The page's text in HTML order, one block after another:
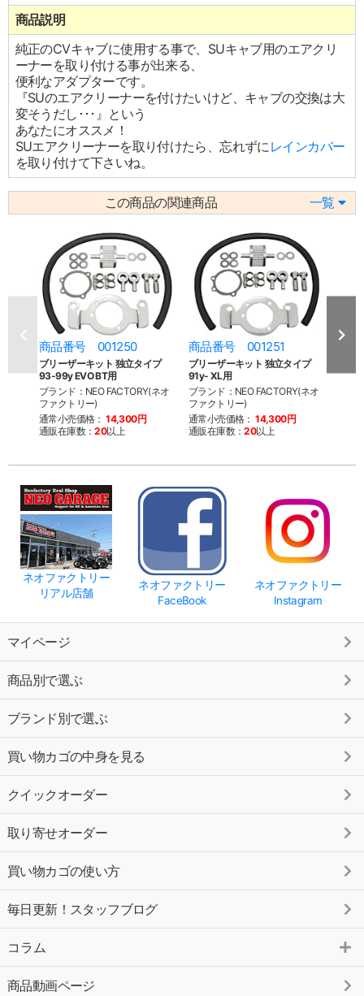
商品説明
純正のCVキャブに使用する事で、SUキャブ用のエアクリ
ーナーを取り付ける事が出来る、
便利なアダプターです。
『SUのエアクリーナーを付けたいけど、キャブの交換は大
変そうだし･･･』という
あなたにオススメ！
SUエアクリーナーを取り付けたら、忘れずにレインカバー
を取り付けて下さいね。
この商品の関連商品 一覧
商品番号 001250
ブリーザーキット 独立タイプ
93-99y EVO BT用
ブランド：NEO FACTORY(ネオ
ファクトリー)
通常小売価格： 14,300円
通販在庫数：20以上
商品番号 001251
ブリーザーキット 独立タイプ
91y- XL用
ブランド：NEO FACTORY(ネオ
ファクトリー)
通常小売価格： 14,300円
通販在庫数：20以上
99y-
ネオファクトリー
リアル店舗
ネオファクトリー
FaceBook
ネオファクトリー
Instagram
マイページ
商品別で選ぶ
ブランド別で選ぶ
買い物カゴの中身を見る
クイックオーダー
取り寄せオーダー
買い物カゴの使い方
毎日更新！スタッフブログ
コラム
商品動画ページ